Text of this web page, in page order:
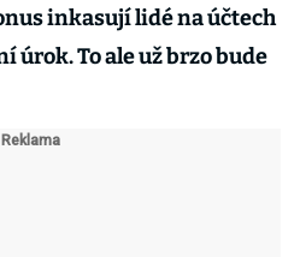
inkasují lidé na účtech
úrok. To ale už brzo bude